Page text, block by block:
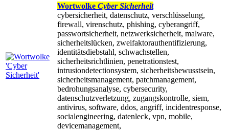
Wortwolke Cyber Sicherheit
cybersicherheit, datenschutz, verschlüsselung,
firewall, virenschutz, phishing, cyberangriff,
passwortsicherheit, netzwerksicherheit, malware,
sicherheitslücken, zweifaktorauthentifizierung,
identitätsdiebstahl, schwachstellen,
sicherheitsrichtlinien, penetrationstest,
intrusiondetectionsystem, sicherheitsbewusstsein,
sicherheitsmanagement, patchmanagement,
bedrohungsanalyse, cybersecurity,
datenschutzverletzung, zugangskontrolle, siem,
antivirus, software, ddos, angriff, incidentresponse,
socialengineering, datenleck, vpn, mobile,
devicemanagement,